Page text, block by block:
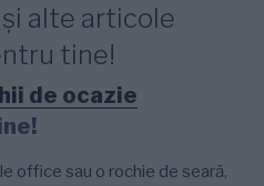
alte articole
tine!
de ocazie
office sau o rochie de seară,